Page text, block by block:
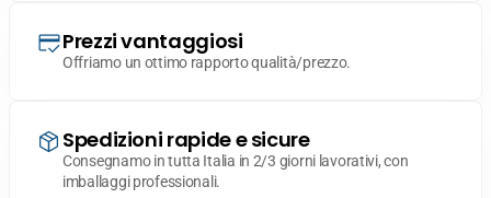
Prezzi vantaggiosi
Offriamo un ottimo rapporto qualità/prezzo.
Spedizioni rapide e sicure
Consegnamo in tutta Italia in 2/3 giorni lavorativi, con
imballaggi professionali.